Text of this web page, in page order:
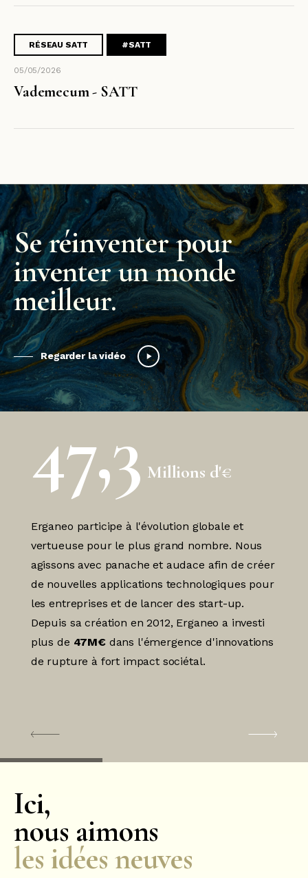
RÉSEAU SATT #SATT
05/05/2026
Vademecum - SATT
Se réinventer pour
inventer un monde
meilleur.
Regarder la vidéo
47,3 Millions d'€
Erganeo participe à l'évolution globale et
vertueuse pour le plus grand nombre. Nous
agissons avec panache et audace afin de créer
de nouvelles applications technologiques pour
les entreprises et de lancer des start-up.
Depuis sa création en 2012, Erganeo a investi
plus de 47M€dans l'émergence d'innovations
de rupture à fort impact sociétal.
Ici,
nous aimons
les idées neuves